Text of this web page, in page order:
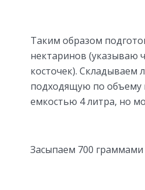
Таким образом
нектаринов (указываю
косточек). Складываем
подходящую по объему
емкостью 4 литра, но
Засыпаем 700 граммами